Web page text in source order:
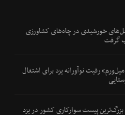
خورشیدی در چاه‌های کشاورزی
گرفت
رفیت نوآورانه یزد برای اشتغال
پیست سوارکاری کشور در یزد